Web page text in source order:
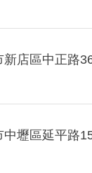
店區中正路
壢區延平路